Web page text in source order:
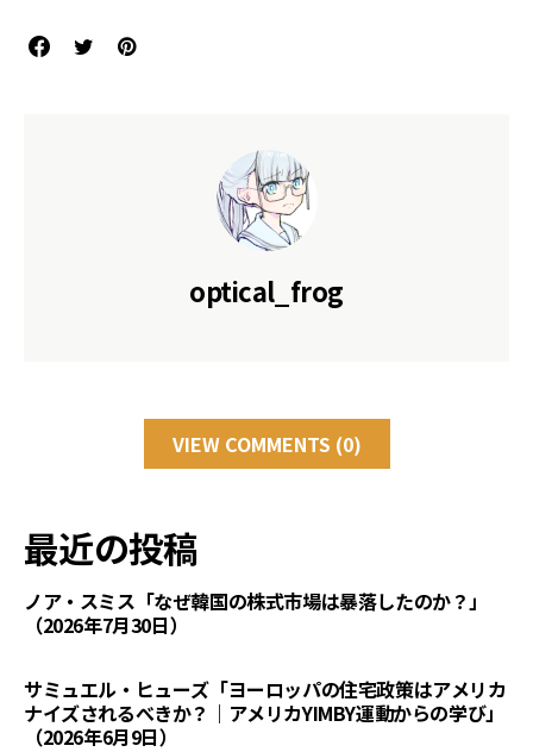
optical_frog
VIEW COMMENTS (0)
最近の投稿
ノア・スミス「なぜ韓国の株式市場は暴落したのか？」
（2026年7月30日）
サミュエル・ヒューズ「ヨーロッパの住宅政策はアメリカ
ナイズされるべきか？｜アメリカYIMBY運動からの学び」
（2026年6月9日）